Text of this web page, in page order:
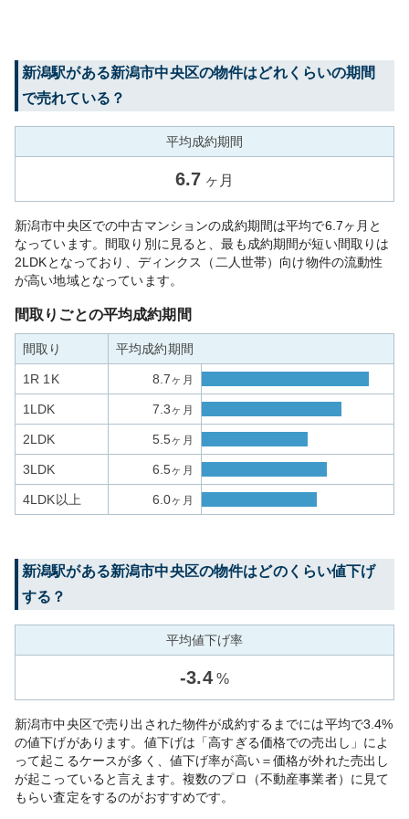
新潟駅がある新潟市中央区の物件はどれくらいの期間
で売れている？
平均成約期間
6.7 ヶ月
新潟市中央区での中古マンションの成約期間は平均で6.7ヶ月と
なっています。間取り別に見ると、最も成約期間が短い間取りは
2LDKとなっており、ディンクス（二人世帯）向け物件の流動性
が高い地域となっています。
間取りごとの平均成約期間
間取り 平均成約期間
1R 1K 8.7ヶ月
1LDK 7.3ヶ月
2LDK 5.5ヶ月
3LDK 6.5ヶ月
4LDK以上 6.0ヶ月
新潟駅がある新潟市中央区の物件はどのくらい値下げ
する？
平均値下げ率
-3.4 %
新潟市中央区で売り出された物件が成約するまでには平均で3.4%
の値下げがあります。値下げは「高すぎる価格での売出し」によ
って起こるケースが多く、値下げ率が高い＝価格が外れた売出し
が起こっていると言えます。複数のプロ（不動産事業者）に見て
もらい査定をするのがおすすめです。